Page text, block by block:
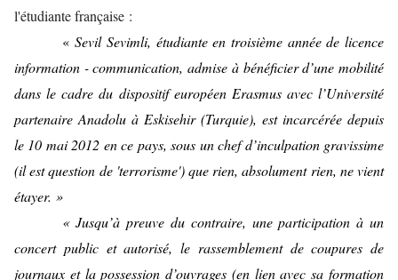
l'étudiante française :
«Sevil Sevimli, étudiante en troisième année de licence
information - communication, admise à bénéficier d’une mobilité
dans le cadre du dispositif européen Erasmus avec l’Université
partenaire Anadolu à Eskisehir (Turquie), est incarcérée depuis
le 10 mai 2012 en ce pays, sous un chef d’inculpation gravissime
(il est question de 'terrorisme') que rien, absolument rien, ne vient
étayer. »
« Jusqu’à preuve du contraire, une participation à un
concert public et autorisé, le rassemblement de coupures de
journaux et la possession d’ouvrages (en lien avec sa formation